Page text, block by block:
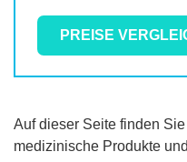
PREISE
Auf dieser Seite finden
medizinische Produkte